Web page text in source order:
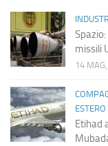
missili
14
ESTERO
Etihad